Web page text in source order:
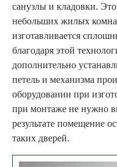
санузлы и кладовки.
небольших жилых
изготавливается
благодаря этой
дополнительно
петель и механизма
оборудовании при
при монтаже не нужно
результате помещение
таких дверей.